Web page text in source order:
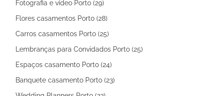
Fotografia e vídeo Porto (29)
Flores casamentos Porto (28)
Carros casamentos Porto (25)
Lembranças para Convidados Porto (25)
Espaços casamento Porto (24)
Banquete casamento Porto (23)